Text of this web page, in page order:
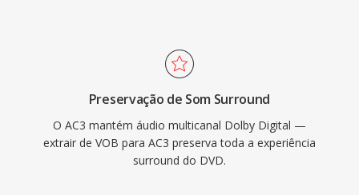
novo, o VOB permanece extremamente
relevante para acessar a vasta biblioteca de
conteúdo DVD existente.
central dedicado, ideal para conteúdo de filmes
é televisão. O amplo suporte a decodificadores
de hardware em receivers, TVs é set-top boxes
garante que o áudio AC3 seja reproduzido de
forma confiável em uma enorme base
Preservação de Som Surround
O AC3 mantém áudio multicanal Dolby Digital —
extrair de VOB para AC3 preserva toda a experiência
surround do DVD.